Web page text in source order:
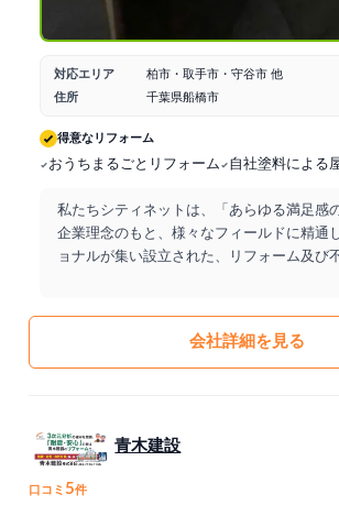
対応エリア
柏市・取手市・守谷市 他
住所
千葉県船橋市
得意なリフォーム
おうちまるごとリフォーム 自社塗料による
私たちシティネットは、「あらゆる満足感
企業理念のもと、様々なフィールドに精通
ョナルが集い設立された、リフォーム及び
会社詳細を見る
青木建設
口コミ5件